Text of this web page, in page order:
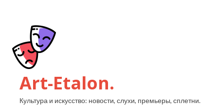
Art-Etalon.
Культура и искусство: новости, слухи, премьеры, сплетни.